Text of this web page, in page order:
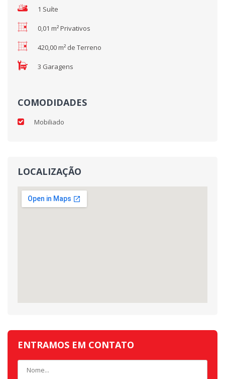
1 Suíte
0,01 m² Privativos
420,00 m² de Terreno
3 Garagens
COMODIDADES
Mobiliado
LOCALIZAÇÃO
ENTRAMOS EM CONTATO